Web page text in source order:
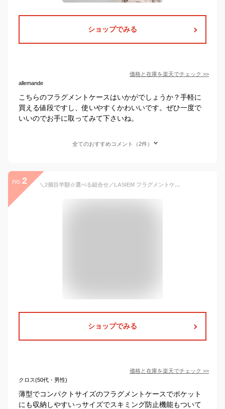
ショップでみる
価格と在庫を楽天でチェック >>
allemande
こちらのフラグメントケースはいかがでしょうか？手軽に
買える値段ですし、使いやすくかわいいです。ぜひ一度で
いいのでお手に取ってみて下さいね。
全てのおすすめコメント（2件）
no. 2 ＼2個目半額☆選べる組合せ／LASIEM フラグメントケース カードケース ミニ財布 レディース 薄い 薄型 財布 ミニサイフ カード入れ 極小 スリム 本革 ミニウォレット 小銭入れ コインケース パスケース コンパクト 小さい 小さめ スキミング防止 かわいい おしゃれ スマート
ショップでみる
価格と在庫を楽天でチェック >>
クロス(50代・男性)
薄型でコンパクトサイズのフラグメントケースでポケット
にも収納しやすいっサイズでスキミング防止機能もついて